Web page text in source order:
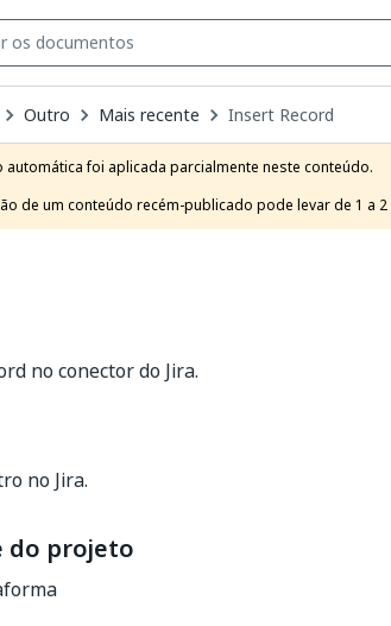
Outro Mais recente Insert Record
automática foi aplicada parcialmente neste conteúdo.
de um conteúdo recém-publicado pode levar de 1 a
no conector do Jira.
no Jira.
do projeto